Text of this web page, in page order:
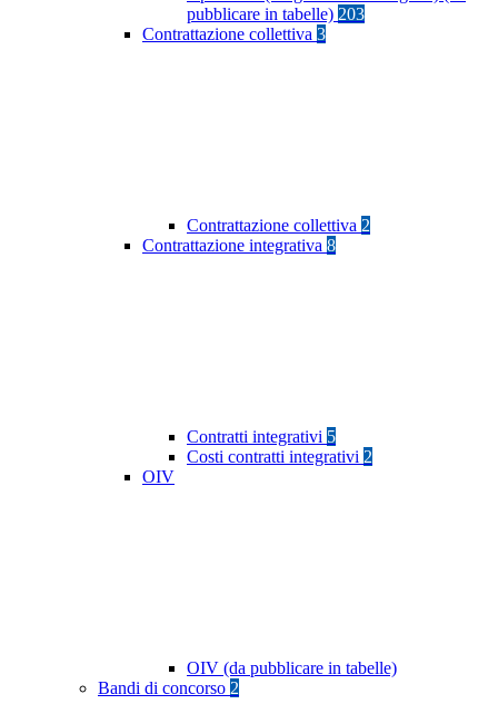
pubblicare in tabelle) 203
Contrattazione collettiva 3
Contrattazione collettiva 2
Contrattazione integrativa 8
Contratti integrativi 5
Costi contratti integrativi 2
OIV
OIV (da pubblicare in tabelle)
Bandi di concorso 2